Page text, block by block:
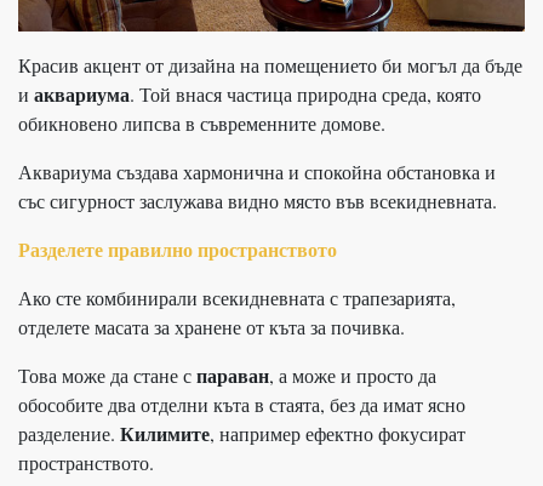
Красив акцент от дизайна на помещението би могъл да бъде
и аквариума. Той внася частица природна среда, която
обикновено липсва в съвременните домове.
Аквариума създава хармонична и спокойна обстановка и
със сигурност заслужава видно място във всекидневната.
Разделете правилно пространството
Ако сте комбинирали всекидневната с трапезарията,
отделете масата за хранене от къта за почивка.
Това може да стане спараван, а може и просто да
обособите два отделни къта в стаята, без да имат ясно
разделение. Килимите, например ефектно фокусират
пространството.